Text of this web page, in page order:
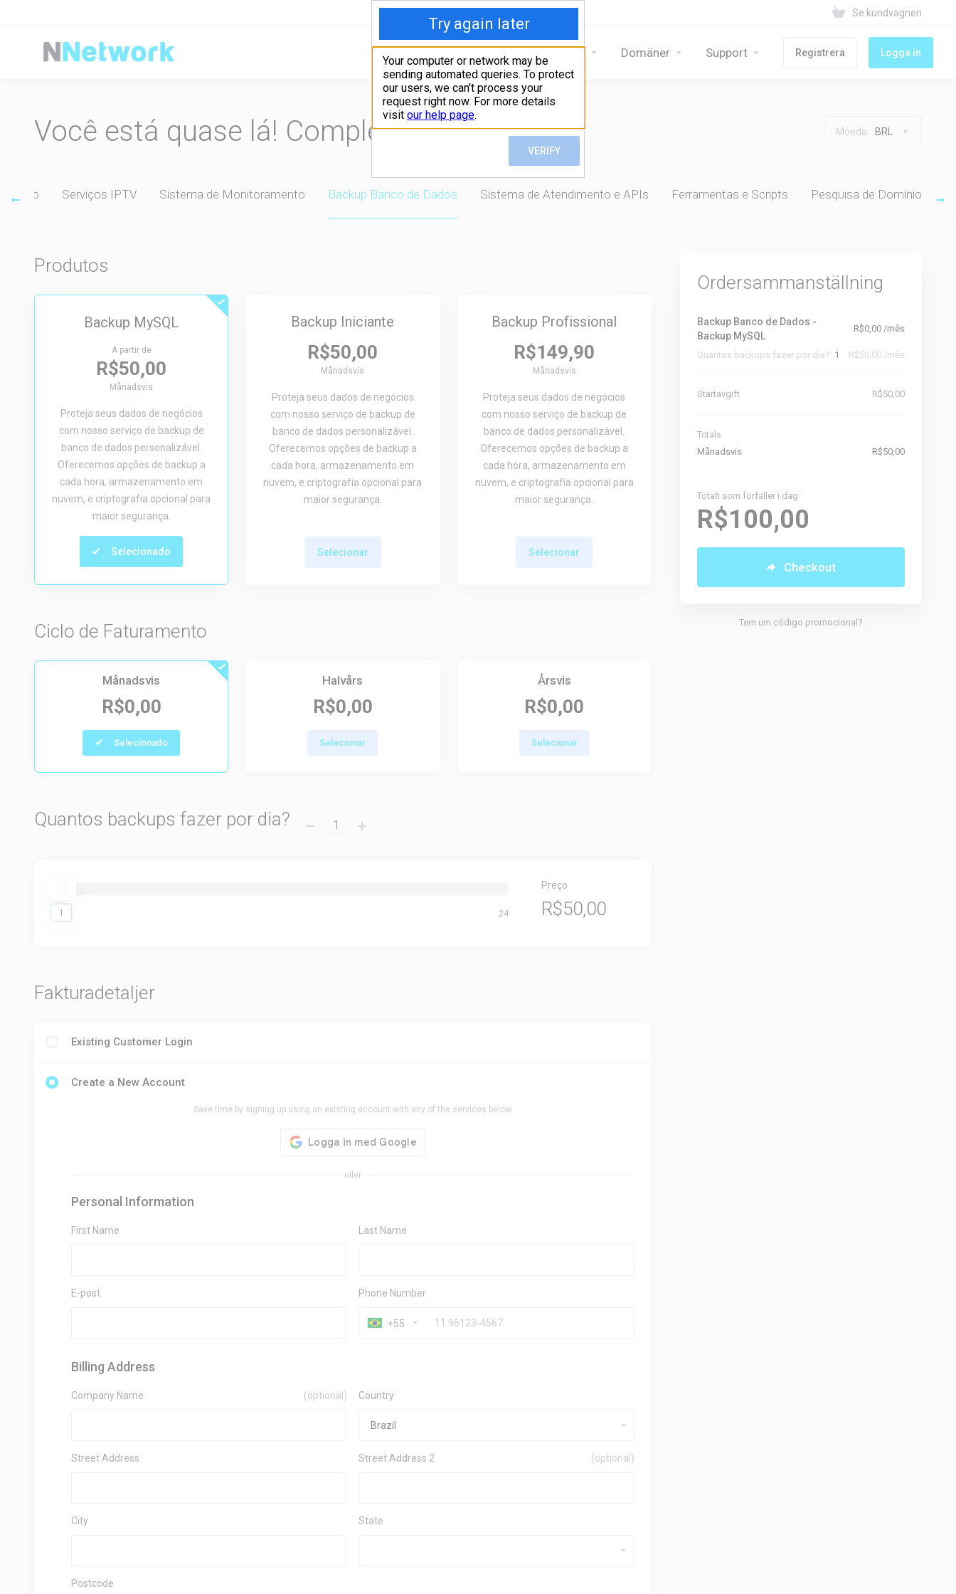
Se kundvagnen
Home Serviços Domäner Support Registrera Logga in
Você está quase lá! Complete seu pedido Moeda: BRL
Pro Serviços IPTV Sistema de Monitoramento Backup Banco de Dados Sistema de Atendimento e APIs Ferramentas e Scripts Pesquisa de Domínio
Produtos
Backup MySQL
A partir de
R$50,00
Månadsvis
Proteja seus dados de negócios
com nosso serviço de backup de
banco de dados personalizável.
Oferecemos opções de backup a
cada hora, armazenamento em
nuvem, e criptografia opcional para
maior segurança.
Selecionado
Backup Iniciante
R$50,00
Månadsvis
Proteja seus dados de negócios
com nosso serviço de backup de
banco de dados personalizável.
Oferecemos opções de backup a
cada hora, armazenamento em
nuvem, e criptografia opcional para
maior segurança.
Selecionar
Backup Profissional
R$149,90
Månadsvis
Proteja seus dados de negócios
com nosso serviço de backup de
banco de dados personalizável.
Oferecemos opções de backup a
cada hora, armazenamento em
nuvem, e criptografia opcional para
maior segurança.
Selecionar
Ciclo de Faturamento
Månadsvis
R$0,00
Selecionado
Halvårs
R$0,00
Selecionar
Årsvis
R$0,00
Selecionar
Quantos backups fazer por dia?
1 24
Preço
R$50,00
Fakturadetaljer
Existing Customer Login
Create a New Account
Save time by signing up using an existing account with any of the services below.
eller
Personal Information
First Name Last Name
E-post Phone Number
+55
Billing Address
Company Name (optional) Country
Street Address Street Address 2 (optional)
City State
Postcode
Ordersammanställning
Backup Banco de Dados -
Backup MySQL
R$0,00 /mês
Quantos backups fazer por dia?: 1 R$50,00 /mês
Startavgift R$50,00
Totals
Månadsvis R$50,00
Totalt som förfaller i dag
R$100,00
Checkout
Tem um código promocional?